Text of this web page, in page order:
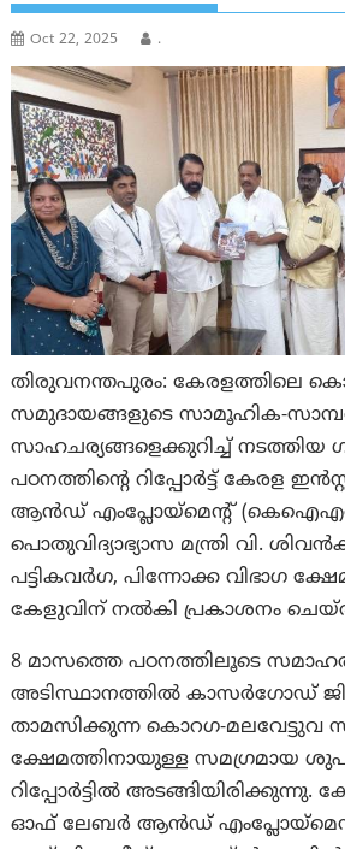
Oct 22, 2025 .
തിരുവനന്തപുരം: കേരളത്തിലെ
സമുദായങ്ങളുടെ സാമൂഹിക-
സാഹചര്യങ്ങളെക്കുറിച്ച്
പഠനത്തിന്റെ റിപ്പോർട്ട് കേരള
ആൻഡ് എംപ്ലോയ്‌മെന്റ്
പൊതുവിദ്യാഭ്യാസ മന്ത്രി വി.
പട്ടികവർഗ, പിന്നോക്ക വിഭാഗ
കേളുവിന് നല്‍കി പ്രകാശനം
8 മാസത്തെ പഠനത്തിലൂടെ
അടിസ്ഥാനത്തിൽ കാസർഗോഡ്
താമസിക്കുന്ന കൊറഗ-
ക്ഷേമത്തിനായുള്ള സമഗ്രമായ
റിപ്പോർട്ടിൽ അടങ്ങിയിരിക്കുന്നു.
ഓഫ് ലേബർ ആൻഡ്